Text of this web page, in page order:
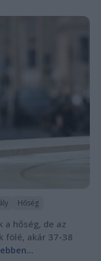
Hőség
a hőség, de az
fölé, akár 37-38